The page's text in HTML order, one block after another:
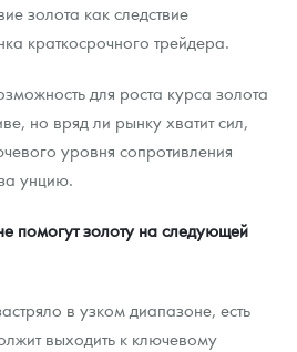
золота как следствие
краткосрочного трейдера.
для роста курса золота
но вряд ли рынку хватит сил,
уровня сопротивления
унцию.
помогут золоту на следующей
в узком диапазоне, есть
выходить к ключевому